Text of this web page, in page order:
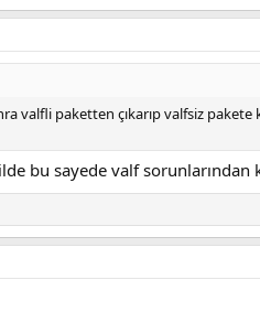
valfli paketten çıkarıp valfsiz
bu sayede valf